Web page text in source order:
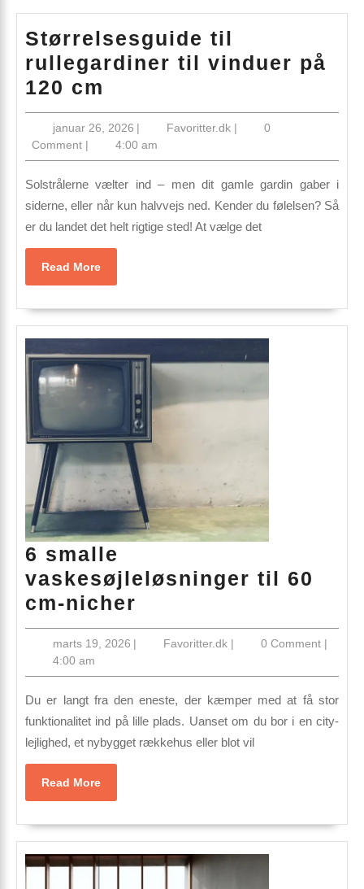
Størrelsesguide til
rullegardiner til vinduer på
120 cm
til
rullegardiner
til
vinduer
på
120
cm
januar 26, 2026januar
26,
2026
| Favoritter.dkFavoritter.dk
|
0
Comment | 4:00 am
Solstrålerne vælter ind – men dit gamle gardin gaber i
siderne, eller når kun halvvejs ned. Kender du følelsen? Så
er du landet det helt rigtige sted! At vælge det
Read MoreRead
More
6 smalle
vaskesøjleløsninger til 60
cm-nicher
smalle
vaskesøjleløsninger
til
60
cm-
nicher
marts 19, 2026marts
2026
| Favoritter.dkFavoritter.dk
| 0 Comment |
4:00 am
Du er langt fra den eneste, der kæmper med at få stor
funktionalitet ind på lille plads. Uanset om du bor i en city-
lejlighed, et nybygget rækkehus eller blot vil
Read MoreRead
More